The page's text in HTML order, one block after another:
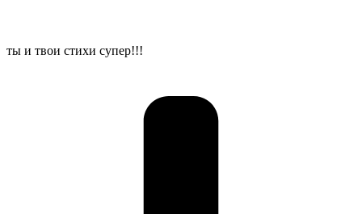
ты и твои стихи супер!!!